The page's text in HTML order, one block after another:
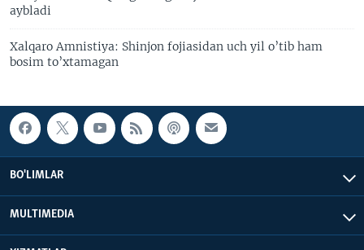
aybladi
Xalqaro Amnistiya: Shinjon fojiasidan uch yil o’tib ham
bosim to’xtamagan
BO'LIMLAR
MULTIMEDIA